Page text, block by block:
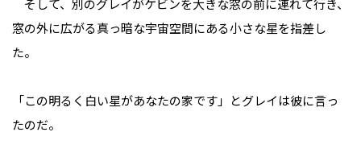
そして、別のグレイがケビンを大きな窓の前に連れて行き、
窓の外に広がる真っ暗な宇宙空間にある小さな星を指差し
た。
「この明るく白い星があなたの家です」とグレイは彼に言っ
たのだ。